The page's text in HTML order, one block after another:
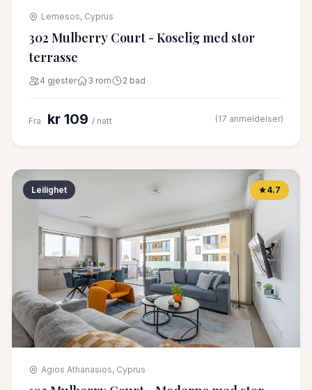
Lemesos, Cyprus
302 Mulberry Court - Koselig med stor
terrasse
4 gjester 3 rom 2 bad
Fra kr 109 / natt (17 anmeldelser)
Leilighet 4.7
Agios Athanasios, Cyprus